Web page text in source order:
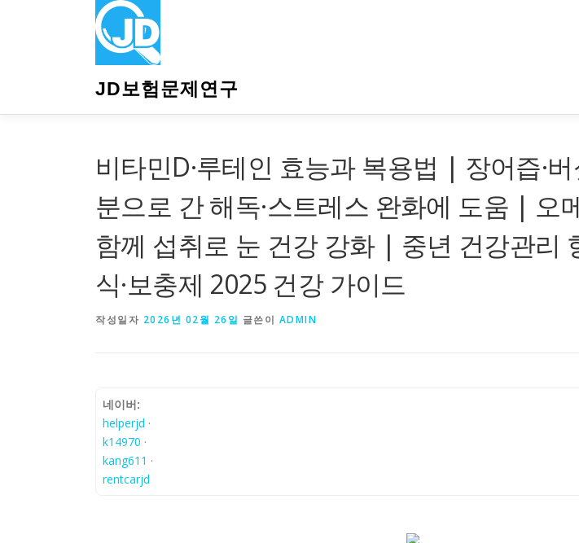
JD보험문제연구
비타민D·루테인 효능과 복용법 | 장어즙·
분으로 간 해독·스트레스 완화에 도움 | 오
함께 섭취로 눈 건강 강화 | 중년 건강관리
식·보충제 2025 건강 가이드
작성일자 2026년 02월 26일 글쓴이 ADMIN
네이버:
helperjd ·
k14970 ·
kang611 ·
rentcarjd